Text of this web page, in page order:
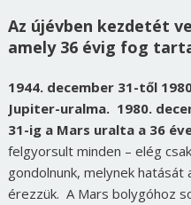
Az újévben kezdetét
amely 36 évig fog
1944. december 31-től
Jupiter-uralma. 1980.
31-ig a Mars uralta a 36
felgyorsult minden – elég
gondolnunk, melynek
érezzük. A Mars bolygóhoz